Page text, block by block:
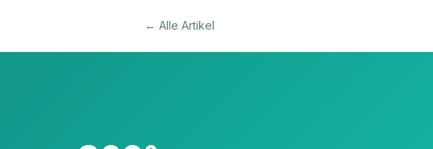
← Alle Artikel